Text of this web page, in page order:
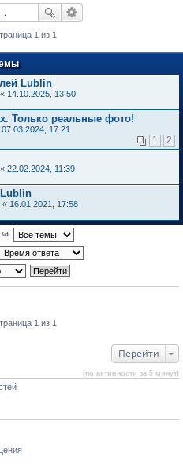
1 из 1
Lublin
« 14.10.2025, 13:50
Только реальные фото!
07.03.2024, 17:21
1 2
« 22.02.2024, 11:39
« 16.01.2021, 17:58
1 из 1
Перейти
(по активности за 5 минут)